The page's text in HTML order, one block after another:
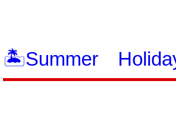
🏝️Summer